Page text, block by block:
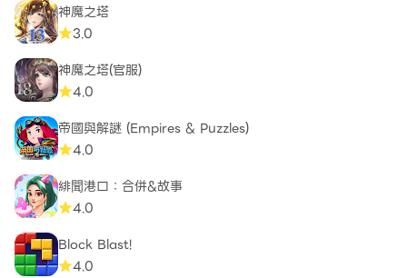
神魔之塔
3.0
神魔之塔(官服)
4.0
帝國與解謎 (Empires & Puzzles)
4.0
緋聞港口：合併&故事
4.0
Block Blast!
4.0